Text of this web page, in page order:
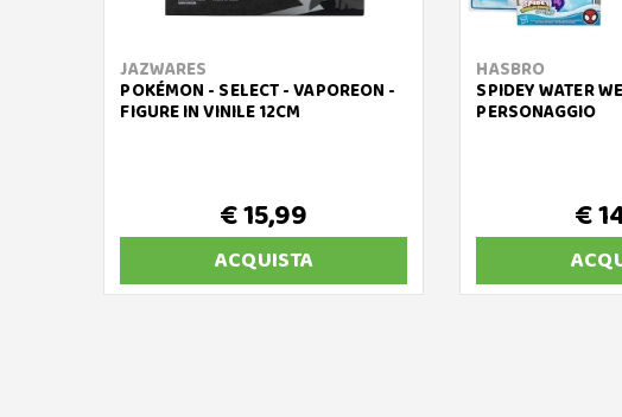
JAZWARES
POKÉMON - SELECT - VAPOREON -
FIGURE IN VINILE 12CM
€ 15,99
ACQUISTA
HASBRO
SPIDEY WATER
PERSONAGGIO
€